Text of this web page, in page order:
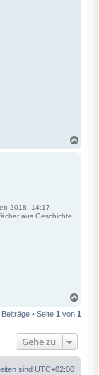
2018, 14:17
aus Geschichte
c
Beiträge • Seite 1 von 1
Gehe zu
sind UTC+02:00